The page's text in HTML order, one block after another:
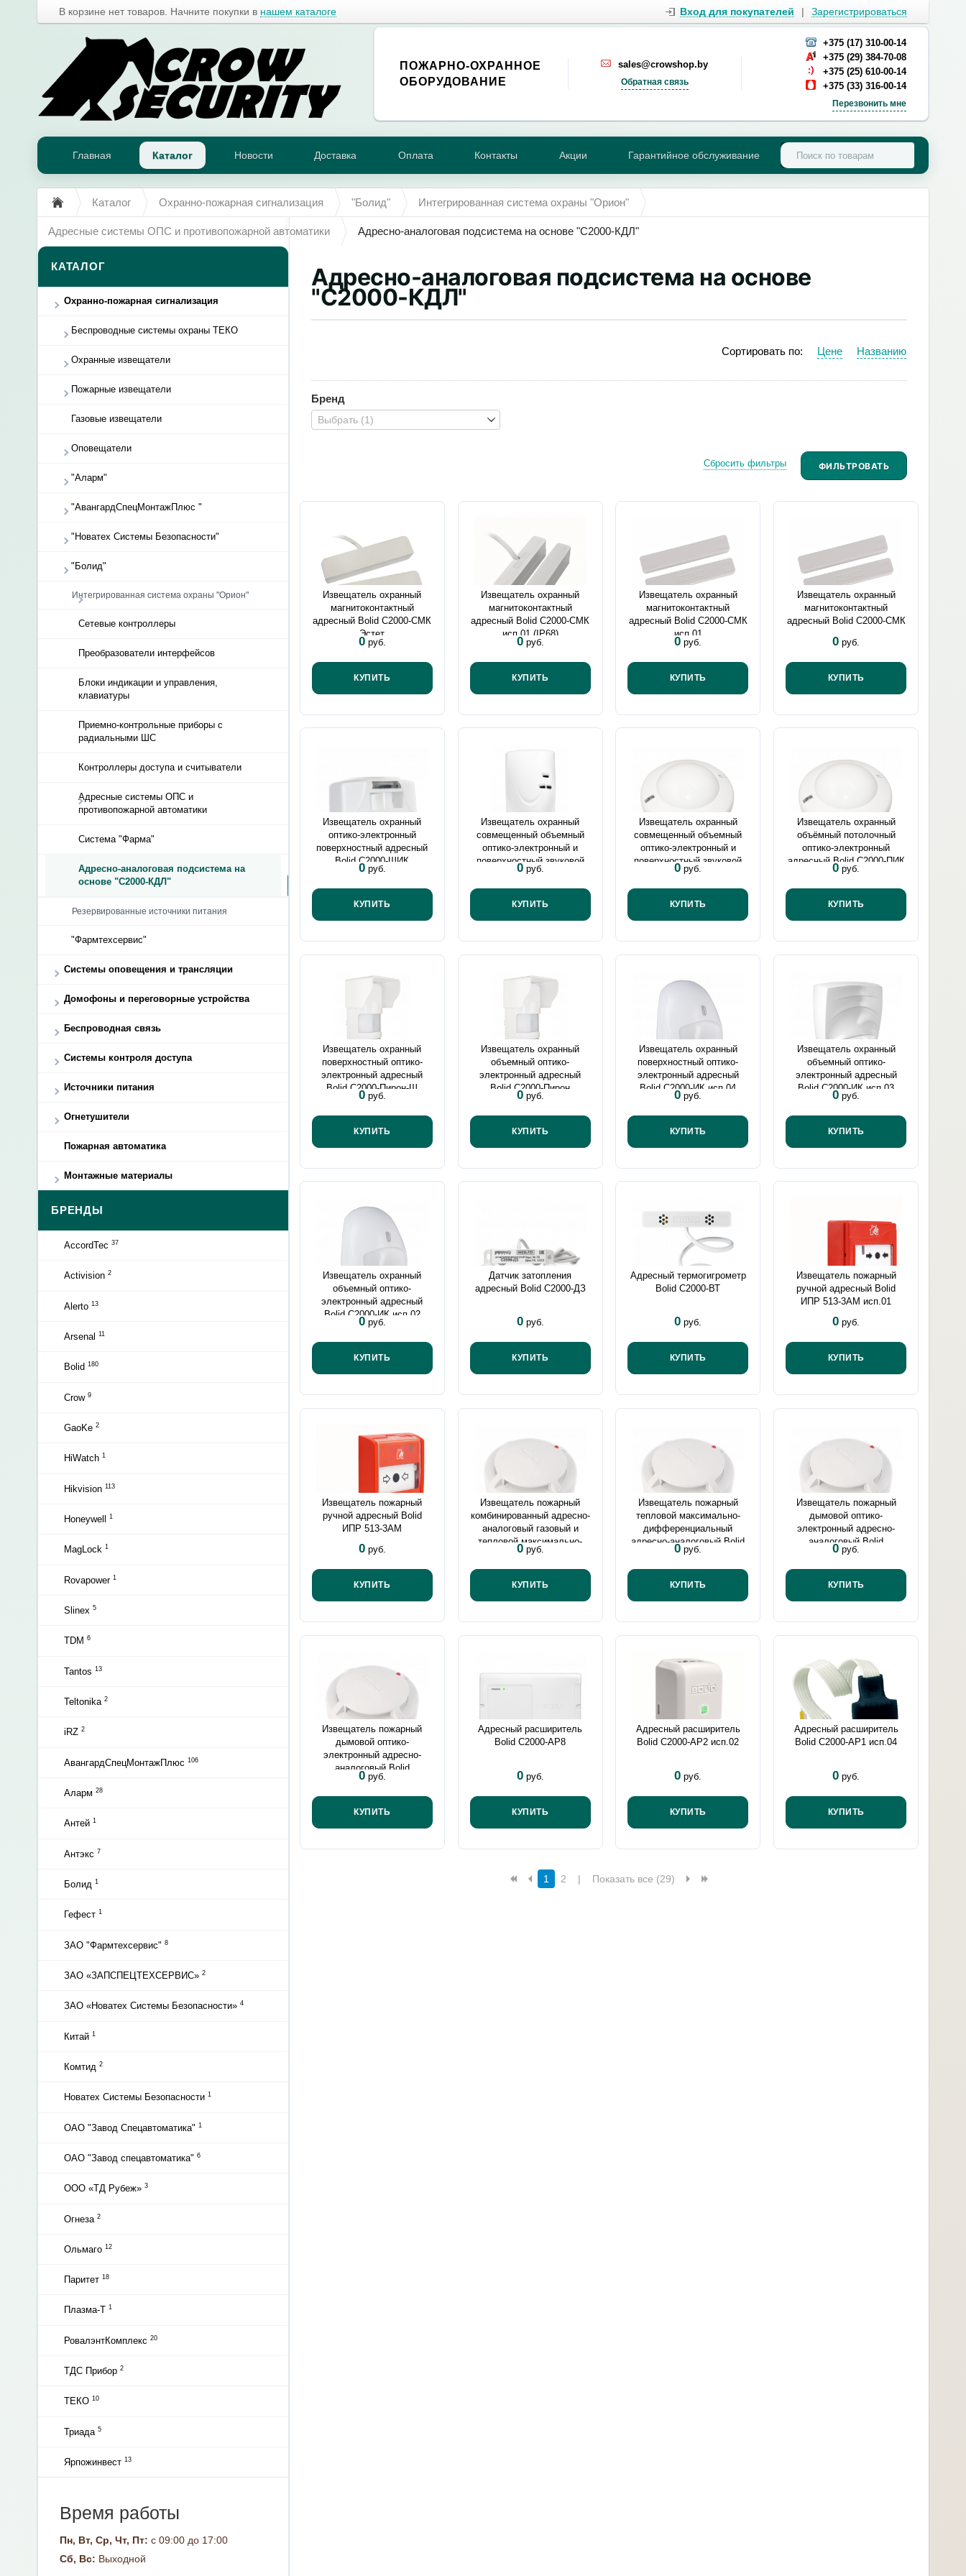
В корзине нет товаров. Начните покупки в нашем каталоге Вход для покупателей | Зарегистрироваться
ПОЖАРНО-ОХРАННОЕ
ОБОРУДОВАНИЕ
sales@crowshop.by
Обратная связь
+375 (17) 310-00-14
+375 (29) 384-70-08
+375 (25) 610-00-14
+375 (33) 316-00-14
Перезвонить мне
Главная Каталог Новости Доставка Оплата Контакты Акции Гарантийное обслуживание
Каталог Охранно-пожарная сигнализация "Болид" Интегрированная система охраны "Орион"
Адресные системы ОПС и противопожарной автоматики Адресно-аналоговая подсистема на основе "С2000-КДЛ"
Адресно-аналоговая подсистема на основе
"С2000-КДЛ"
Названию
Цене
Сортировать по:
Бренд
Выбрать (1)
Сбросить фильтры
Извещатель охранный
магнитоконтактный
адресный Bolid C2000-СМК
Эстет
0руб.
КУПИТЬ
Извещатель охранный
магнитоконтактный
адресный Bolid C2000-СМК
исп.01 (IP68)
0руб.
КУПИТЬ
Извещатель охранный
магнитоконтактный
адресный Bolid C2000-СМК
исп.01
0 руб.
КУПИТЬ
Извещатель охранный
магнитоконтактный
адресный Bolid C2000-СМК
0 руб.
КУПИТЬ
Извещатель охранный
оптико-электронный
поверхностный адресный
Bolid С2000-ШИК
0руб.
КУПИТЬ
Извещатель охранный
совмещенный объемный
оптико-электронный и
поверхностный звуковой
адресный Bolid С2000-
СТИК
0руб.
КУПИТЬ
Извещатель охранный
совмещенный объемный
оптико-электронный и
поверхностный звуковой
адресный Bolid С2000-ПИК-
СТ
0 руб.
КУПИТЬ
Извещатель охранный
объёмный потолочный
оптико-электронный
адресный Bolid С2000-ПИК
0 руб.
КУПИТЬ
Извещатель охранный
поверхностный оптико-
электронный адресный
Bolid С2000-Пирон-Ш
0руб.
КУПИТЬ
Извещатель охранный
объемный оптико-
электронный адресный
Bolid С2000-Пирон
0руб.
КУПИТЬ
Извещатель охранный
поверхностный оптико-
электронный адресный
Bolid С2000-ИК исп.04
0 руб.
КУПИТЬ
Извещатель охранный
объемный оптико-
электронный адресный
Bolid С2000-ИК исп.03
0 руб.
КУПИТЬ
Извещатель охранный
объемный оптико-
электронный адресный
Bolid С2000-ИК исп.02
0руб.
КУПИТЬ
Датчик затопления
адресный Bolid С2000-ДЗ
0руб.
КУПИТЬ
Адресный термогигрометр
Bolid С2000-ВТ
0 руб.
КУПИТЬ
Извещатель пожарный
ручной адресный Bolid
ИПР 513-3АМ исп.01
0 руб.
КУПИТЬ
Извещатель пожарный
ручной адресный Bolid
ИПР 513-3АМ
0руб.
КУПИТЬ
Извещатель пожарный
комбинированный адресно-
аналоговый газовый и
тепловой максимально-
дифференциальный Bolid
С2000-ИПГ
0руб.
КУПИТЬ
Извещатель пожарный
тепловой максимально-
дифференциальный
адресно-аналоговый Bolid
С2000-ИП-03
0 руб.
КУПИТЬ
Извещатель пожарный
дымовой оптико-
электронный адресно-
аналоговый Bolid
ДИП-34А-04
0 руб.
КУПИТЬ
Извещатель пожарный
дымовой оптико-
электронный адресно-
аналоговый Bolid
ДИП-34А-03
0руб.
КУПИТЬ
Адресный расширитель
Bolid С2000-АР8
0руб.
КУПИТЬ
Адресный расширитель
Bolid С2000-АР2 исп.02
0 руб.
КУПИТЬ
Адресный расширитель
Bolid С2000-АР1 исп.04
0 руб.
КУПИТЬ
1 2 | Показать все (29)
КАТАЛОГ
Охранно-пожарная сигнализация
Беспроводные системы охраны ТЕКО
Охранные извещатели
Пожарные извещатели
Газовые извещатели
Оповещатели
"Аларм"
"АвангардСпецМонтажПлюс "
"Новатех Системы Безопасности"
"Болид"
Интегрированная система охраны "Орион"
Сетевые контроллеры
Преобразователи интерфейсов
Блоки индикации и управления,
клавиатуры
Приемно-контрольные приборы с
радиальными ШС
Контроллеры доступа и считыватели
Адресные системы ОПС и
противопожарной автоматики
Система "Фарма"
Адресно-аналоговая подсистема на
основе "С2000-КДЛ"
Резервированные источники питания
"Фармтехсервис"
Системы оповещения и трансляции
Домофоны и переговорные устройства
Беспроводная связь
Системы контроля доступа
Источники питания
Огнетушители
Пожарная автоматика
Монтажные материалы
БРЕНДЫ
AccordTec 37
Activision 2
Alerto 13
Arsenal 11
Bolid 180
Crow 9
GaoKe 2
HiWatch 1
Hikvision 113
Honeywell 1
MagLock 1
Rovapower 1
Slinex 5
TDM 6
Tantos 13
Teltonika 2
iRZ 2
АвангардСпецМонтажПлюс 106
Аларм 28
Антей 1
Антэкс 7
Болид 1
Гефест 1
ЗАО "Фармтехсервис" 8
ЗАО «ЗАПСПЕЦТЕХСЕРВИС» 2
ЗАО «Новатех Системы Безопасности» 4
Китай 1
Комтид 2
Новатех Системы Безопасности 1
ОАО "Завод Спецавтоматика" 1
ОАО "Завод спецавтоматика" 6
ООО «ТД Рубеж» 3
Огнеза 2
Ольмаго 12
Паритет 18
Плазма-Т 1
РовалэнтКомплекс 20
ТДС Прибор 2
ТЕКО 10
Триада 5
Ярпожинвест 13
Время работы
Пн, Вт, Ср, Чт, Пт: с 09:00 до 17:00
Сб, Вс: Выходной